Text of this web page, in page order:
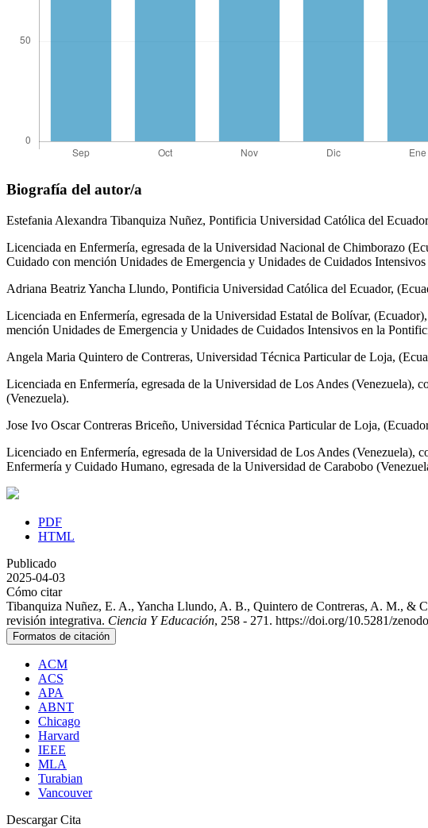
Biografía del autor/a
Estefania Alexandra Tibanquiza Nuñez, Pontificia Universidad Católica del
Licenciada en Enfermería, egresada de la Universidad Nacional de Chimborazo
Cuidado con mención Unidades de Emergencia y Unidades de Cuidados
Adriana Beatriz Yancha Llundo, Pontificia Universidad Católica del Ecuador,
Licenciada en Enfermería, egresada de la Universidad Estatal de Bolívar,
mención Unidades de Emergencia y Unidades de Cuidados Intensivos en la
Angela Maria Quintero de Contreras, Universidad Técnica Particular de Loja,
Licenciada en Enfermería, egresada de la Universidad de Los Andes (Venezuela),
(Venezuela).
Jose Ivo Oscar Contreras Briceño, Universidad Técnica Particular de Loja,
Licenciado en Enfermería, egresada de la Universidad de Los Andes
Enfermería y Cuidado Humano, egresada de la Universidad de Carabobo
PDF
HTML
Publicado
2025-04-03
Cómo citar
Tibanquiza Nuñez, E. A., Yancha Llundo, A. B., Quintero de Contreras, A. M., &
revisión integrativa. Ciencia Y Educación, 258 - 271. https://doi.org/10.5281/
Formatos de citación
ACM
ACS
APA
ABNT
Chicago
Harvard
IEEE
MLA
Turabian
Vancouver
Descargar Cita